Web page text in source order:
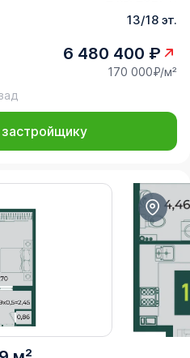
13/18 эт.
6 480 400 ₽
170 000₽/м²